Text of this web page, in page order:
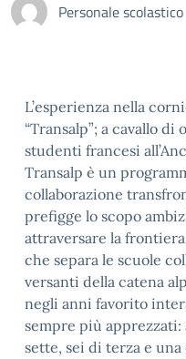
Personale scolastico
L’esperienza nella
“Transalp”; a cavallo
studenti francesi
Transalp è un
collaborazione
prefigge lo scopo
attraversare la
che separa le scuole
versanti della catena
negli anni favorito
sempre più apprezzati:
sette, sei di terza e una